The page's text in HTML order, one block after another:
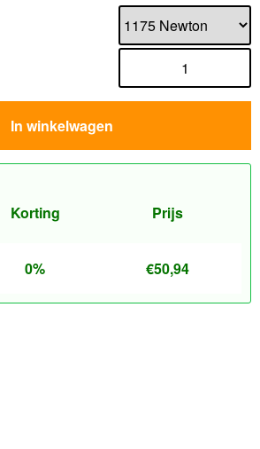
In winkelwagen
Korting Prijs
0% €50,94